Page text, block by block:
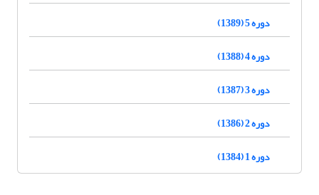
دوره 5 (1389)
دوره 4 (1388)
دوره 3 (1387)
دوره 2 (1386)
دوره 1 (1384)